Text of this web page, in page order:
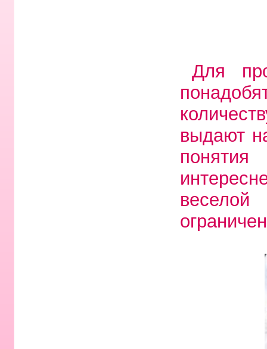
Для
выдают